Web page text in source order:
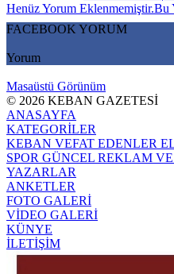
Henüz Yorum Eklenmemiştir.Bu
FACEBOOK YORUM
Yorum
Masaüstü Görünüm
© 2026 KEBAN GAZETESİ
ANASAYFA
KATEGORİLER
KEBAN VEFAT EDENLER
SPOR GÜNCEL REKLAM
YAZARLAR
ANKETLER
FOTO GALERİ
VİDEO GALERİ
KÜNYE
İLETİŞİM